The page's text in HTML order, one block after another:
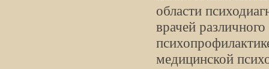
области
врачей
медицинской